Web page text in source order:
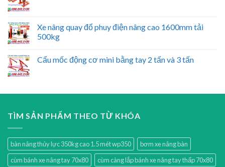
Xe nâng quay đổ phuy điện nâng cao 1600mm tải
500kg
Cẩu mốc động cơ mini bằng tay 2 tấn và 3 tấn
TÌM SẢN PHẨM THEO TỪ KHÓA
bàn nâng thủy lực 350kg cao 1.5 mét wp350
bơm xe nâng bàn
cùm bánh xe nâng tay 70x80
cùm càng lắp bánh xe nâng tay thấp 70x80